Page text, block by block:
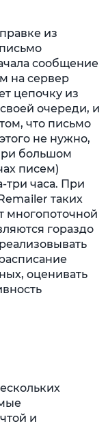
из
сообщение
на сервер
цепочку из
очереди, и
что письмо
не нужно,
большом
писем)
три часа. При
таких
многопоточной
гораздо
оценивать
и